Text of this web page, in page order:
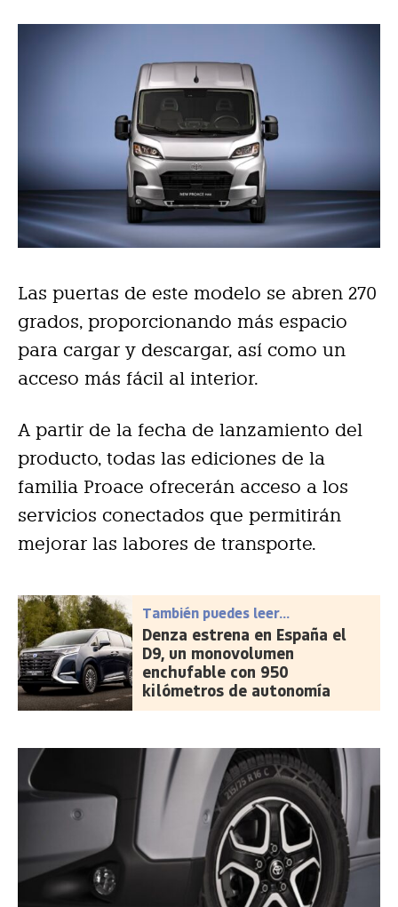
Las puertas de este modelo se abren 270
grados, proporcionando más espacio
para cargar y descargar, así como un
acceso más fácil al interior.
A partir de la fecha de lanzamiento del
producto, todas las ediciones de la
familia Proace ofrecerán acceso a los
servicios conectados que permitirán
mejorar las labores de transporte.
También puedes leer...
Denza estrena en España el
D9, un monovolumen
enchufable con 950
kilómetros de autonomía